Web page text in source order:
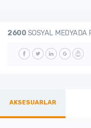
2600 SOSYAL MEDYADA
AKSESUARLAR